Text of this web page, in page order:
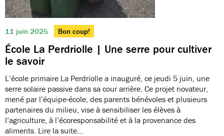
11 juin 2025 Bon coup!
École La Perdriolle | Une serre pour cultiver
le savoir
L’école primaire La Perdriolle a inauguré, ce jeudi 5 juin, une
serre solaire passive dans sa cour arrière. Ce projet novateur,
mené par l’équipe-école, des parents bénévoles et plusieurs
partenaires du milieu, vise à sensibiliser les élèves à
l’agriculture, à l’écoresponsabilité et à la provenance des
aliments. Lire la suite…